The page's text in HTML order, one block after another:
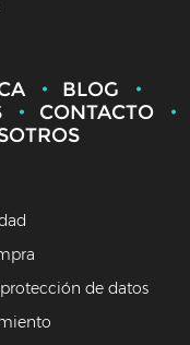
BLOG
CONTACTO
de datos